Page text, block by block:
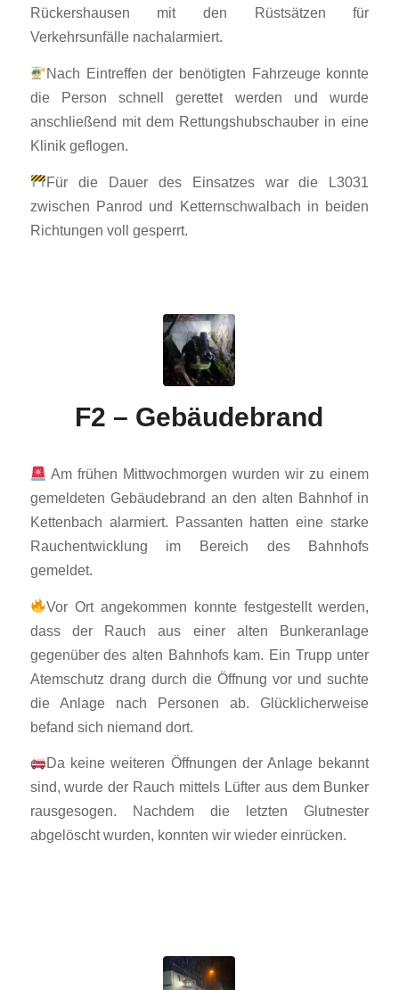
Rückershausen mit den Rüstsätzen für
Verkehrsunfälle nachalarmiert.
Nach Eintreffen der benötigten Fahrzeuge konnte
die Person schnell gerettet werden und wurde
anschließend mit dem Rettungshubschauber in eine
Klinik geflogen.
Für die Dauer des Einsatzes war die L3031
zwischen Panrod und Ketternschwalbach in beiden
Richtungen voll gesperrt.
F2 – Gebäudebrand
Am frühen Mittwochmorgen wurden wir zu einem
gemeldeten Gebäudebrand an den alten Bahnhof in
Kettenbach alarmiert. Passanten hatten eine starke
Rauchentwicklung im Bereich des Bahnhofs
gemeldet.
Vor Ort angekommen konnte festgestellt werden,
dass der Rauch aus einer alten Bunkeranlage
gegenüber des alten Bahnhofs kam. Ein Trupp unter
Atemschutz drang durch die Öffnung vor und suchte
die Anlage nach Personen ab. Glücklicherweise
befand sich niemand dort.
Da keine weiteren Öffnungen der Anlage bekannt
sind, wurde der Rauch mittels Lüfter aus dem Bunker
rausgesogen. Nachdem die letzten Glutnester
abgelöscht wurden, konnten wir wieder einrücken.